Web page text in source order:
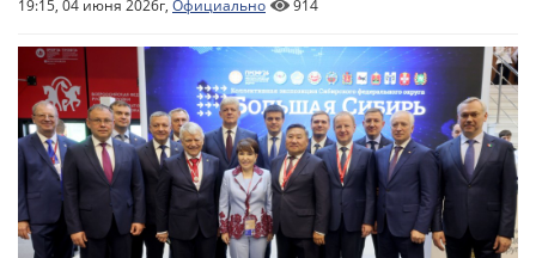
19:15, 04 июня 2026г, Официально 914